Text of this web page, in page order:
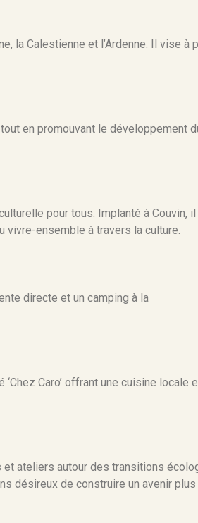
la Calestienne et l’Ardenne. Il vise à
en promouvant le développement
pour tous. Implanté à Couvin,
vivre-ensemble à travers la culture.
directe et un camping à la
Caro’ offrant une cuisine locale
ateliers autour des transitions
désireux de construire un avenir